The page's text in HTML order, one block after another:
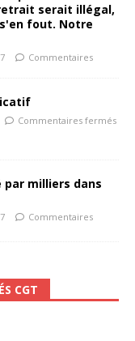
serait illégal,
s'en fout. Notre
Commentaires
Commentaires fermés
milliers dans
Commentaires
CGT